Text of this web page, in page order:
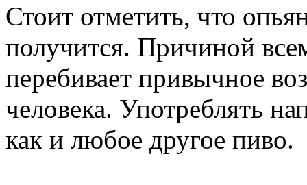
Стоит отметить, что
получится. Причиной
перебивает привычное
человека. Употреблять
как и любое другое пиво.